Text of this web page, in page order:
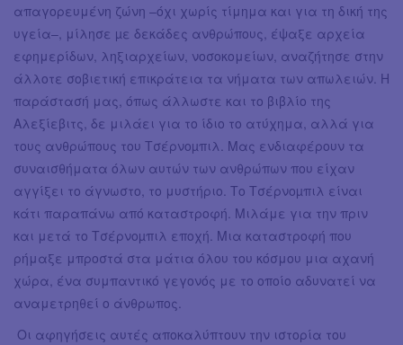
απαγορευμένη ζώνη –όχι χωρίς τίμημα και για τη δική της
υγεία–, μίλησε µε δεκάδες ανθρώπους, έψαξε αρχεία
εφημερίδων, ληξιαρχείων, νοσοκομείων, αναζήτησε στην
άλλοτε σοβιετική επικράτεια τα νήματα των απωλειών. Η
παράστασή μας, όπως άλλωστε και το βιβλίο της
Αλεξίεβιτς, δε μιλάει για το ίδιο το ατύχημα, αλλά για
τους ανθρώπους του Τσέρνοµπιλ. Μας ενδιαφέρουν τα
συναισθήματα όλων αυτών των ανθρώπων που είχαν
αγγίξει το άγνωστο, το μυστήριο. Το Τσέρνοµπιλ είναι
κάτι παραπάνω από καταστροφή. Μιλάμε για την πριν
και μετά το Τσέρνοµπιλ εποχή. Μια καταστροφή που
ρήμαξε μπροστά στα μάτια όλου του κόσμου μια αχανή
χώρα, ένα συμπαντικό γεγονός με το οποίο αδυνατεί να
αναμετρηθεί ο άνθρωπος.
Οι αφηγήσεις αυτές αποκαλύπτουν την ιστορία του